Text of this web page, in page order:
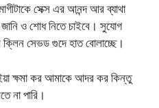
সেক্স এর আনন্দ আর ব্যাথা
ও শোধ নিতে চাইবে। সুযোগ
সেভড গুদে হাত বোলাচ্ছে।
ক্ষমা কর আমাকে আদর কর কিন্তু
না পারি।